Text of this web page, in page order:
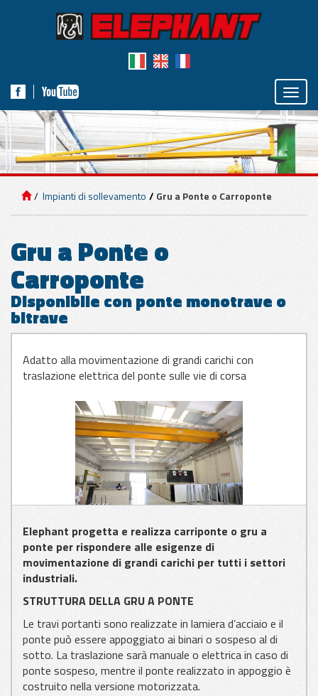
Toggle
IMPIANTI DI
SOLLEVAMENTO
APPLICAZIONI
PER MARMO E
CEMENTO
APPLICAZIONI
PER VETRO
APPLICAZIONI
PER LAMIERA
APPLICAZIONI
Impianti di sollevamento Gru a Ponte o Carroponte
Gru a Ponte o
Carroponte
Disponibile con ponte monotrave o
bitrave
Adatto alla movimentazione di grandi carichi con
traslazione elettrica del ponte sulle vie di corsa
Elephant progetta e realizza carriponte o gru a
ponte per rispondere alle esigenze di
movimentazione di grandi carichi per tutti i settori
industriali.
STRUTTURA DELLA GRU A PONTE
Le travi portanti sono realizzate in lamiera d’acciaio e il
ponte può essere appoggiato ai binari o sospeso al di
sotto. La traslazione sarà manuale o elettrica in caso di
ponte sospeso, mentre il ponte realizzato in appoggio è
costruito nella versione motorizzata.